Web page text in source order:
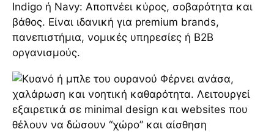
Indigo ή Navy: Αποπνέει κύρος, σοβαρότητα και
βάθος. Είναι ιδανική για premium brands,
πανεπιστήμια, νομικές υπηρεσίες ή B2B
οργανισμούς.